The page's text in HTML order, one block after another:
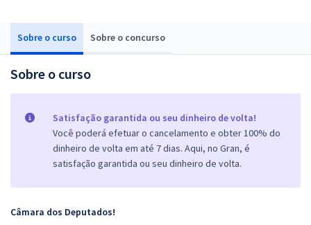
Sobre o curso Sobre o concurso
Sobre o curso
Satisfação garantida ou seu dinheiro de volta!
Você poderá efetuar o cancelamento e obter 100% do
dinheiro de volta em até 7 dias. Aqui, no Gran, é
satisfação garantida ou seu dinheiro de volta.
Câmara dos Deputados!